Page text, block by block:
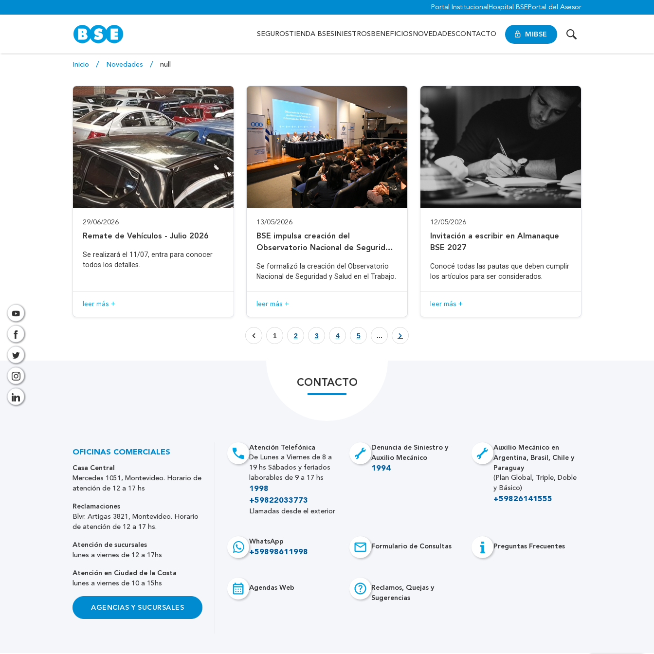
Portal Institucional Hospital BSE Portal del Asesor
MIBSE
SEGUROSTIENDA BSESINIESTROS BENEFICIOS NOVEDADESCONTACTO
Inicio Novedades null
29/06/2026
Remate de Vehículos - Julio 2026
Se realizará el 11/07, entra para conocer
todos los detalles.
leer más +
13/05/2026
BSE impulsa creación del
Observatorio Nacional de Seguridad
Se formalizó la creación del Observatorio
Nacional de Seguridad y Salud en el Trabajo.
leer más +
12/05/2026
Invitación a escribir en Almanaque
BSE 2027
Conocé todas las pautas que deben cumplir
los artículos para ser considerados.
leer más +
1 2 3 4 5 ...
CONTACTO
Atención Telefónica
De Lunes a Viernes de 8 a
19 hs Sábados y feriados
laborables de 9 a 17 hs
1998
+59822033773
Llamadas desde el exterior
Denuncia de Siniestro y
Auxilio Mecánico
1994
Auxilio Mecánico en
Argentina, Brasil, Chile y
Paraguay
(Plan Global, Triple, Doble
y Básico)
+59826141555
WhatsApp
+59898611998
Formulario de Consultas Preguntas Frecuentes
Agendas Web
Reclamos, Quejas y
Sugerencias
OFICINAS COMERCIALES
Casa Central
Mercedes 1051, Montevideo. Horario de
atención de 12 a 17 hs
Reclamaciones
Blvr. Artigas 3821, Montevideo. Horario
de atención de 12 a 17 hs.
Atención de sucursales
lunes a viernes de 12 a 17hs
Atención en Ciudad de la Costa
lunes a viernes de 10 a 15hs
AGENCIAS Y SUCURSALES